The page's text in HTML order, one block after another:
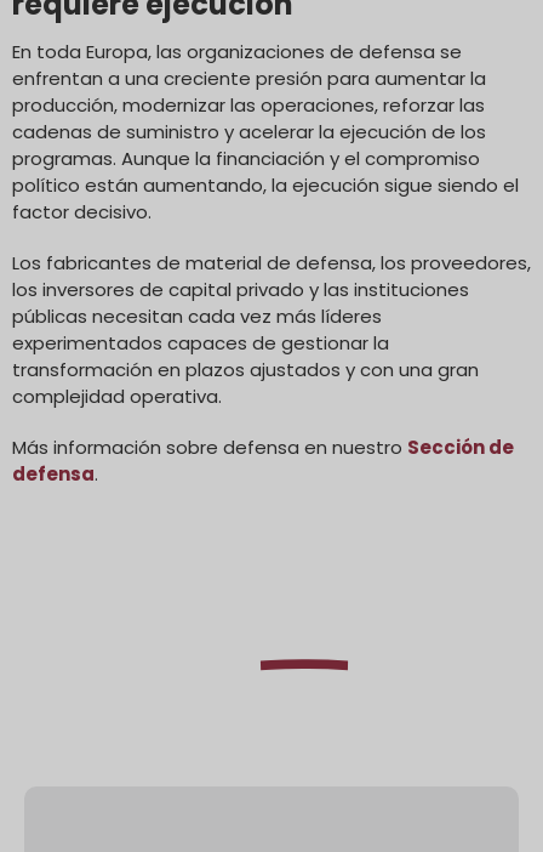
En toda Europa, las organizaciones de defensa se
enfrentan a una creciente presión para aumentar la
producción, modernizar las operaciones, reforzar las
cadenas de suministro y acelerar la ejecución de los
programas. Aunque la financiación y el compromiso
político están aumentando, la ejecución sigue siendo el
factor decisivo.
Los fabricantes de material de defensa, los proveedores,
los inversores de capital privado y las instituciones
públicas necesitan cada vez más líderes
experimentados capaces de gestionar la
transformación en plazos ajustados y con una gran
complejidad operativa.
Más información sobre defensa en nuestro Sección de
defensa.
Director interino